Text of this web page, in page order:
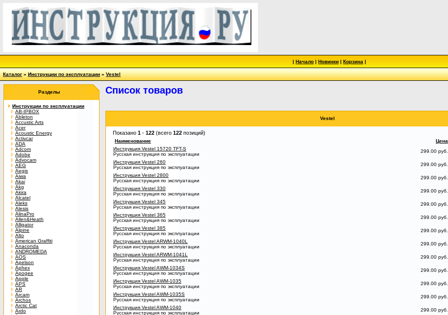
| Начало | Новинки | Корзина |
Каталог»Инструкции по эксплуатации»Vestel
Разделы
Инструкции по эксплуатации
AB-IPBOX
Ableton
Accustic Arts
Acer
Acoustic Energy
Activcar
ADA
Adcom
Adobe
Advocam
AEG
Aegis
Aiwa
Akai
Akg
Akira
Alcatel
Aleks
Alesis
AlinaPro
Allen&Heath
Alligator
Alpine
Alto
American Graffiti
Anaconda
ANDROMEDA
AOS
Apelson
Aphex
Apogee
Apple
APS
AR
Arcam
Archos
Arctic Cat
Ardo
Список товаров
Vestel
Показано 1 - 122 (всего 122 позиций)
Наименование Цена
Инструкция Vestel 15720 TFT-S
Русская инструкция по эксплуатации
299.00 руб.
Инструкция Vestel 260
Русская инструкция по эксплуатации
299.00 руб.
Инструкция Vestel 2800
Русская инструкция по эксплуатации
299.00 руб.
Инструкция Vestel 330
Русская инструкция по эксплуатации
299.00 руб.
Инструкция Vestel 345
Русская инструкция по эксплуатации
299.00 руб.
Инструкция Vestel 365
Русская инструкция по эксплуатации
299.00 руб.
Инструкция Vestel 385
Русская инструкция по эксплуатации
299.00 руб.
Инструкция Vestel ARWM-1040L
Русская инструкция по эксплуатации
299.00 руб.
Инструкция Vestel ARWM-1041L
Русская инструкция по эксплуатации
299.00 руб.
Инструкция Vestel AWM-1034S
Русская инструкция по эксплуатации
299.00 руб.
Инструкция Vestel AWM-1035
Русская инструкция по эксплуатации
299.00 руб.
Инструкция Vestel AWM-1035S
Русская инструкция по эксплуатации
299.00 руб.
Инструкция Vestel AWM-1040
Русская инструкция по эксплуатации
299.00 руб.